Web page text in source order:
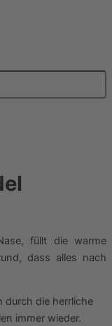
füllt die warme
dass alles nach
durch die herrliche
immer wieder.